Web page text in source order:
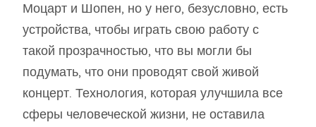
Моцарт и Шопен, но у него, безусловно, есть
устройства, чтобы играть свою работу с
такой прозрачностью, что вы могли бы
подумать, что они проводят свой живой
концерт. Технология, которая улучшила все
сферы человеческой жизни, не оставила